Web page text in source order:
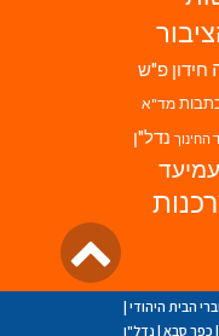
חידון פ"ש
מד"א
החינוך נדל"ן
עמיעד
הבית היהודי |
| כפר סבא | נדל"ן